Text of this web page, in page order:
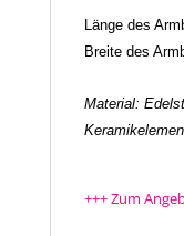
Länge des
Breite des
Material:
+++ Zum